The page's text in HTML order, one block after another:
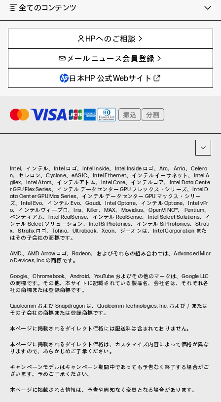
全てのコンテンツ
AIの進化と活用事例
製品トレンド & レビュー
サイバーセキュリティ
教育とテクノロジー
ハイブリッドワーク
プリンター
事例
イベントレポート
AI PC
AIワークステーション
Poly
WXP（DEXツール）
タグ一覧
HPへのご相談
メールニュース会員登録
日本HP 公式Webサイト
Intel、インテル、Intel ロゴ、Intel Inside、Intel Inside ロゴ、Arc、Arria、Celero
n、セレロン、Cyclone、eASIC、Intel Ethernet、インテル イーサネット、Intel A
gilex、Intel Atom、インテルアトム、Intel Core、インテルコア、Intel Data Cente
r GPU Flex Series、インテル データセンター GPU フレックス・シリーズ、Intel D
ata Center GPU Max Series、インテル データセンター GPU マックス・シリー
ズ、Intel Evo、インテル Evo、Gaudi、Intel Optane、インテル Optane、Intel vPr
o、インテルヴィープロ、Iris、Killer、MAX、Movidius、OpenVINO™、 Pentium、
ペンティアム、Intel RealSense、インテル RealSense、Intel Select Solutions、イ
ンテル Select ソリューション、Intel Si Photonics、インテル Si Photonics、Strati
x、Stratix ロゴ、Tofino、Ultrabook、Xeon、ジーオンは、Intel Corporation また
はその子会社の商標です。
AMD、AMD Arrowロゴ、Radeon、およびそれらの組み合わせは、Advanced Micr
o Devices, Inc.の商標です。
Google、Chromebook、Android、YouTube およびその他のマークは、Google LLC
の商標です。その他、本サイトに記載されている製品名、会社名は、それぞれ各
社の商標または登録商標です。
Qualcomm および Snapdragon は、Qualcomm Technologies, Inc. および／または
その子会社の商標または登録商標です。
本ページに掲載されるダイレクト価格には配送料は含まれておりません。
本ページに掲載されるダイレクト価格は、カスタマイズ内容によって価格が異な
りますので、あらかじめご了承ください。
キャンペーンモデルはキャンペーン期間中であっても予告なく終了する場合がご
ざいます。予めご了承ください。
本ページに掲載される情報は、予告や周知なく変更となる場合があります。